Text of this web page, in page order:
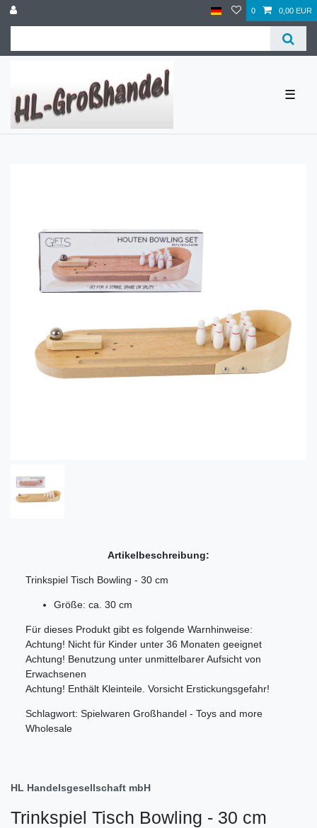
0 0,00 EUR
☰
Artikelbeschreibung:
Trinkspiel Tisch Bowling - 30 cm
Größe: ca. 30 cm
Für dieses Produkt gibt es folgende Warnhinweise:
Achtung! Nicht für Kinder unter 36 Monaten geeignet
Achtung! Benutzung unter unmittelbarer Aufsicht von
Erwachsenen
Achtung! Enthält Kleinteile. Vorsicht Erstickungsgefahr!
Schlagwort: Spielwaren Großhandel - Toys and more
Wholesale
HL Handelsgesellschaft mbH
Trinkspiel Tisch Bowling - 30 cm